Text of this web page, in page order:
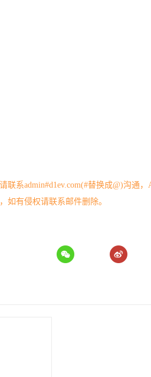
联系admin#d1ev.com(#替换成@)沟通
如有侵权请联系邮件删除。